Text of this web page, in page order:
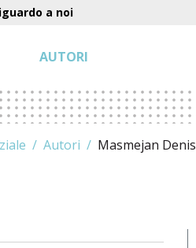
a noi
AUTORI
Autori Masmejan Denis